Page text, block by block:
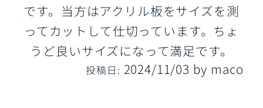
です。当方はアクリル板をサイズを測
ってカットして仕切っています。ちょ
うど良いサイズになって満足です。
投稿日: 2024/11/03 by maco